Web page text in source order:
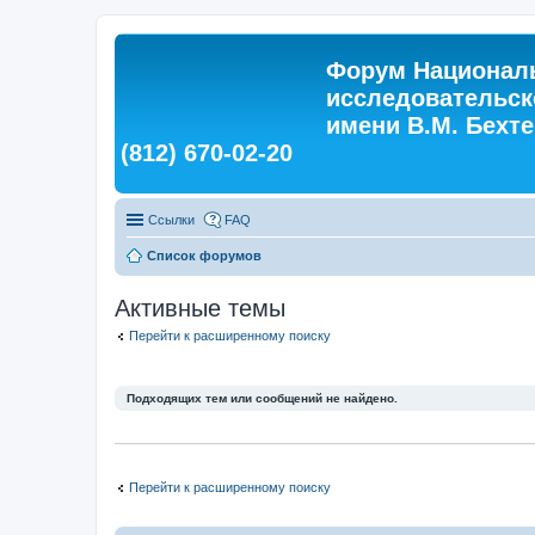
Форум
имени В.М.
(812) 670-02-20
Ссылки FAQ
Список форумов
Активные темы
Перейти к расширенному поиску
Подходящих тем или сообщений не найдено.
Перейти к расширенному поиску